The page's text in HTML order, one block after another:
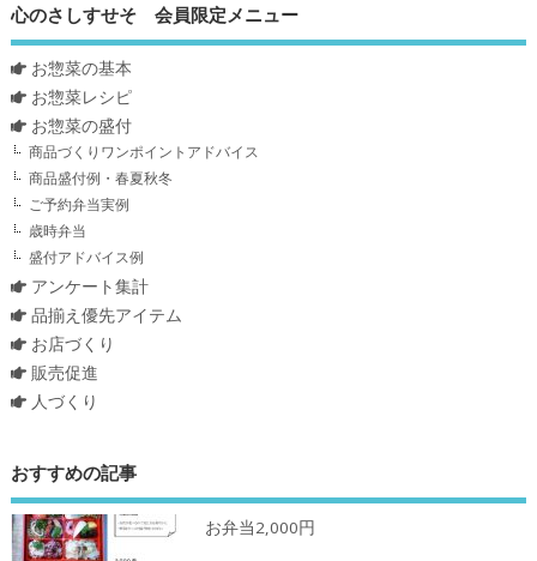
心のさしすせそ 会員限定メニュー
お惣菜の基本
お惣菜レシピ
お惣菜の盛付
商品づくりワンポイントアドバイス
商品盛付例・春夏秋冬
ご予約弁当実例
歳時弁当
盛付アドバイス例
アンケート集計
品揃え優先アイテム
お店づくり
販売促進
人づくり
おすすめの記事
お弁当2,000円